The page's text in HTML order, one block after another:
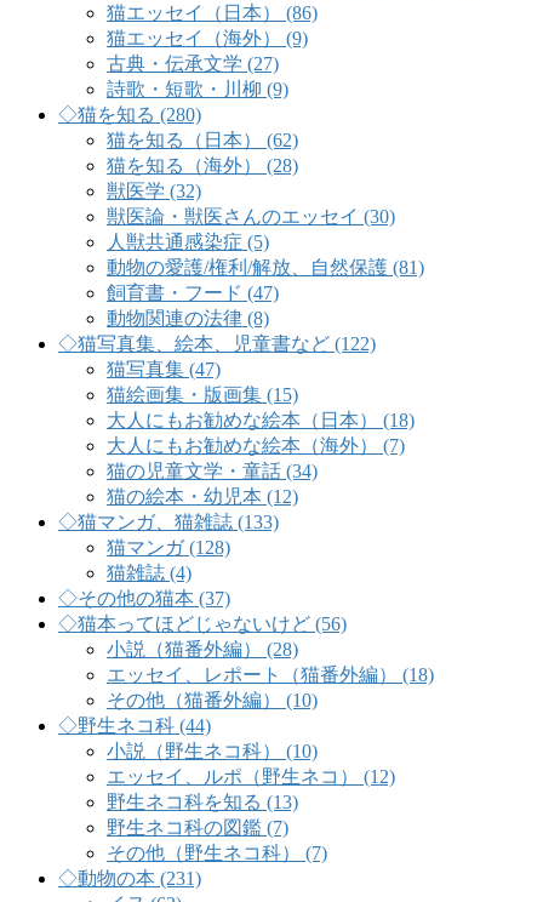
猫エッセイ（日本） (86)
猫エッセイ（海外） (9)
古典・伝承文学 (27)
詩歌・短歌・川柳 (9)
◇猫を知る (280)
猫を知る（日本） (62)
猫を知る（海外） (28)
獣医学 (32)
獣医論・獣医さんのエッセイ (30)
人獣共通感染症 (5)
動物の愛護/権利/解放、自然保護 (81)
飼育書・フード (47)
動物関連の法律 (8)
◇猫写真集、絵本、児童書など (122)
猫写真集 (47)
猫絵画集・版画集 (15)
大人にもお勧めな絵本（日本） (18)
大人にもお勧めな絵本（海外） (7)
猫の児童文学・童話 (34)
猫の絵本・幼児本 (12)
◇猫マンガ、猫雑誌 (133)
猫マンガ (128)
猫雑誌 (4)
◇その他の猫本 (37)
◇猫本ってほどじゃないけど (56)
小説（猫番外編） (28)
エッセイ、レポート（猫番外編） (18)
その他（猫番外編） (10)
◇野生ネコ科 (44)
小説（野生ネコ科） (10)
エッセイ、ルポ（野生ネコ） (12)
野生ネコ科を知る (13)
野生ネコ科の図鑑 (7)
その他（野生ネコ科） (7)
◇動物の本 (231)